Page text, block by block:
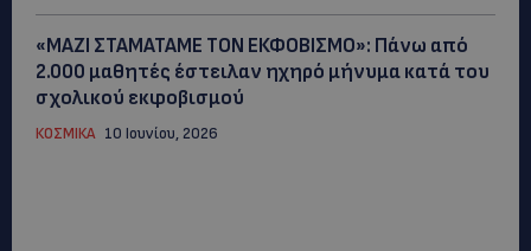
«ΜΑΖΙ ΣΤΑΜΑΤΑΜΕ ΤΟΝ ΕΚΦΟΒΙΣΜΟ»: Πάνω από
2.000 μαθητές έστειλαν ηχηρό μήνυμα κατά του
σχολικού εκφοβισμού
ΚΟΣΜΙΚΑ 10 Ιουνίου, 2026